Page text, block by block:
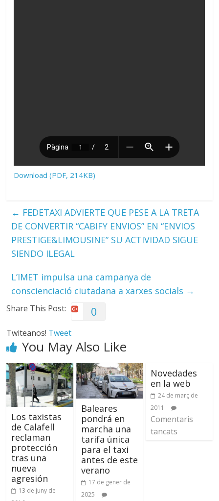
Download (PDF, 214KB)
← FEDETAXI ADVIERTE QUE PESE A LA TRETA
DE CONVERTIR “CABIFY ENVIOS” EN “ENVIOS
PRESTIGE&LIMOUSINE” SU ACTIVIDAD SIGUE
SIENDO ILEGAL
L’IMET impulsa una campanya de
conscienciació ciutadana a xarxes socials →
Share This Post: 0
Twiteanos! Tweet
You May Also Like
Los taxistas
de Calafell
reclaman
protección
tras una
nueva
agresión
13 de juny de
Baleares
pondrá en
marcha una
tarifa única
para el taxi
antes de este
verano
17 de gener de
2025
Novedades
en la web
24 de març de
2011
Comentaris
tancats